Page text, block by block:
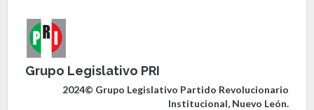
Grupo Legislativo PRI
2024© Grupo Legislativo Partido Revolucionario
Institucional, Nuevo León.